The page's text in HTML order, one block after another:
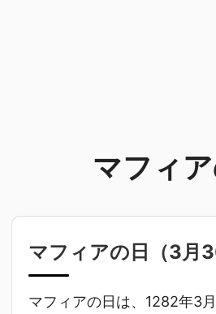
マフィア
マフィアの日（3月
マフィアの日は、1282年3